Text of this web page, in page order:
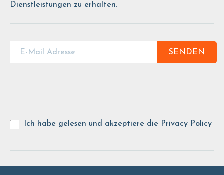
Dienstleistungen zu erhalten.
SENDEN
Ich habe gelesen und akzeptiere die Privacy Policy